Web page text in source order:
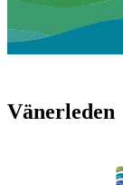
Vänerleden